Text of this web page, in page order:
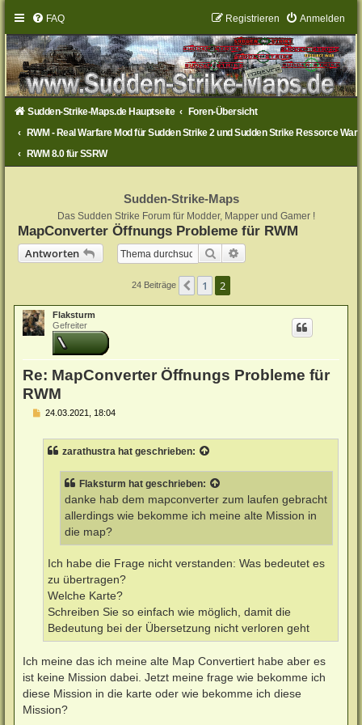
FAQ Anmelden
Registrieren
Sudden-Strike-Maps.de Hauptseite
Foren-Übersicht
RWM - Real Warfare Mod für Sudden Strike 2 und Sudden Strike Ressorce War
RWM 8.0 für SSRW
Sudden-Strike-Maps
Das Sudden Strike Forum für Modder, Mapper und Gamer !
MapConverter Öffnungs Probleme für RWM
Antworten
Suche
24 Beiträge Vorherige
1 2
Flaksturm
Gefreiter
Re: MapConverter Öffnungs Probleme für
RWM
B24.03.2021, 18:04
zarathustra hat geschrieben:
Flaksturm hat geschrieben:
danke hab dem mapconverter zum laufen gebracht
allerdings wie bekomme ich meine alte Mission in
die map?
Ich habe die Frage nicht verstanden: Was bedeutet es
zu übertragen?
Welche Karte?
Schreiben Sie so einfach wie möglich, damit die
Bedeutung bei der Übersetzung nicht verloren geht
Ich meine das ich meine alte Map Convertiert habe aber es
ist keine Mission dabei. Jetzt meine frage wie bekomme ich
diese Mission in die karte oder wie bekomme ich diese
Mission?